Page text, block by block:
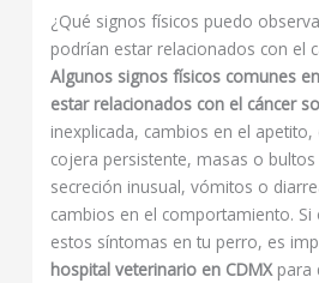
¿Qué signos físicos puedo
podrían estar relacionados con el
Algunos signos físicos comunes
estar relacionados con el cáncer
inexplicada, cambios en el
cojera persistente, masas o
secreción inusual, vómitos o
cambios en el comportamiento.
estos síntomas en tu perro, es
hospital veterinario en CDMX para